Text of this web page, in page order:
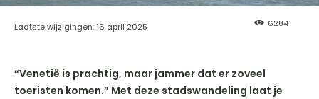
Laatste wijzigingen: 16 april 2025 6284
“Venetië is prachtig, maar jammer dat er zoveel
toeristen komen.” Met deze stadswandeling laat je